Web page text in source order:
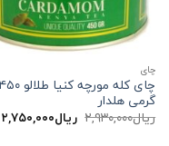
چاي
چای کله مورچه کنیا طلالو ۴۵۰
گرمی هلدار
ریال۲,۹۳۰,۰۰۰ قیمت
اصلی:
ریال۲,۷۵۰,۰۰۰